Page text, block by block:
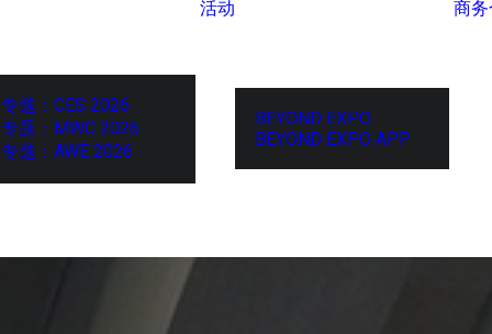
专题：CES 2026
专题：MWC 2026
专题：AWE 2026
活动
BEYOND EXPO
BEYOND EXPO APP
商